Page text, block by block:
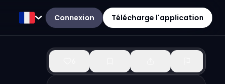
Connexion Télécharge l'application